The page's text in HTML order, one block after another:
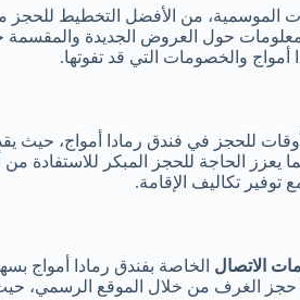
الموسمية، من الأفضل التخطيط للحجز
حول العروض الجديدة
والخصومات التي قد تفوتها.
للحجز في فندق رمادا أمواج، حيث
الحاجة للحجز المبكر للاستفادة
توفير تكاليف الإقامة.
الاتصال الخاصة بفندق رمادا أمواج
حجز الغرف من خلال الموقع الرسمي،